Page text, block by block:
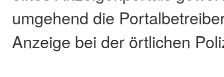
umgehend die
Anzeige bei der örtlichen